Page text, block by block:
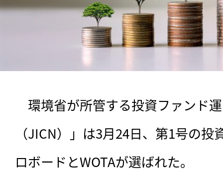
環境省が所管する投資ファンド
（JICN）」は3月24日、第1号の
ロボードとWOTAが選ばれた。